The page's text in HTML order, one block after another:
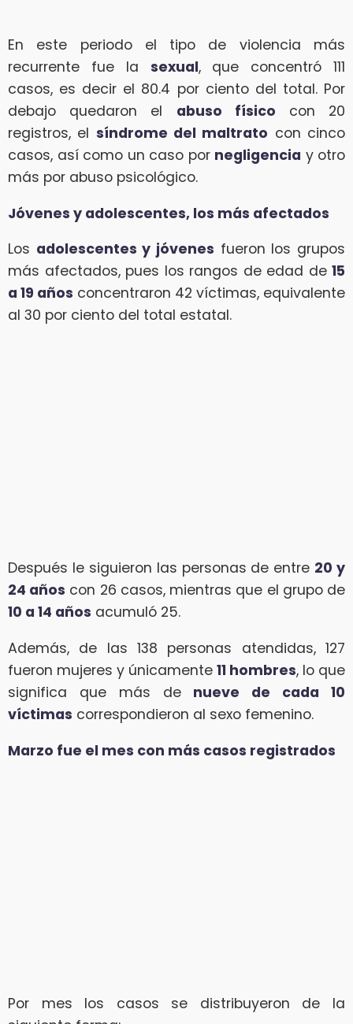
En este periodo el tipo de violencia más
recurrente fue la sexual, que concentró 111
casos, es decir el 80.4 por ciento del total. Por
debajo quedaron el abuso físico con 20
registros, el síndrome del maltrato con cinco
casos, así como un caso por negligencia y otro
más por abuso psicológico.
Jóvenes y adolescentes, los más afectados
Los adolescentes y jóvenes fueron los grupos
más afectados, pues los rangos de edad de 15
a 19 años concentraron 42 víctimas, equivalente
al 30 por ciento del total estatal.
Después le siguieron las personas de entre 20 y
24 años con 26 casos, mientras que el grupo de
10 a 14 años acumuló 25.
Además, de las 138 personas atendidas, 127
fueron mujeres y únicamente 11 hombres, lo que
significa que más de nueve de cada 10
víctimas correspondieron al sexo femenino.
Marzo fue el mes con más casos registrados
Por mes los casos se distribuyeron de la